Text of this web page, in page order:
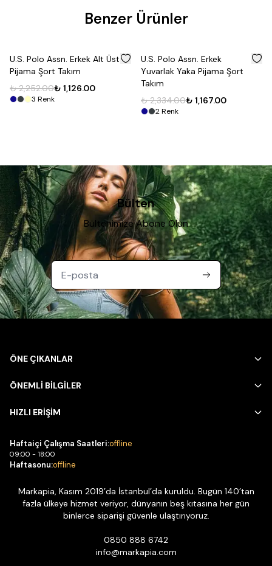
Benzer Ürünler
%50
U.S. Polo Assn. Erkek Alt Üst
Pijama Şort Takım
₺ 2,252.00₺ 1,126.00
3 Renk
50
U.S. Polo Assn. Erkek
Yuvarlak Yaka Pijama Şort
Takım
₺ 2,334.00₺ 1,167.00
2Renk
Bülten
Bültenimize Abone Olun
ÖNE ÇIKANLAR
ÖNEMLİ BİLGİLER
HIZLI ERİŞİM
Haftaiçi Çalışma Saatleri:offline
09:00 - 18:00
Haftasonu:offline
Markapia, Kasım 2019’da İstanbul’da kuruldu. Bugün 140’tan
fazla ülkeye hizmet veriyor, dünyanın beş kıtasına her gün
binlerce siparişi güvenle ulaştırıyoruz.
0850 888 6742
info@markapia.com